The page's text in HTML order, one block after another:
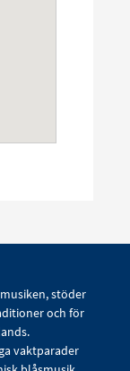
stöder
och för
vaktparader